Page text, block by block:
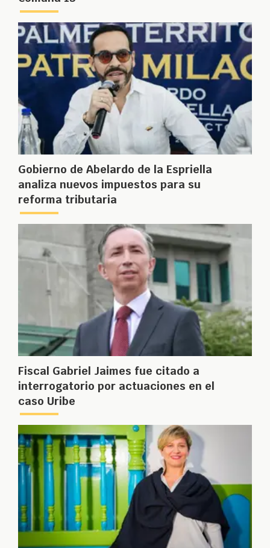
Gobierno de Abelardo de la Espriella
analiza nuevos impuestos para su
reforma tributaria
Fiscal Gabriel Jaimes fue citado a
interrogatorio por actuaciones en el
caso Uribe